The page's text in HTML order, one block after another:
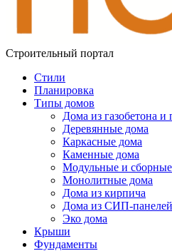
Строительный портал
Стили
Планировка
Типы домов
Дома из газобетона и
Деревянные дома
Каркасные дома
Каменные дома
Модульные и
Монолитные дома
Дома из кирпича
Дома из СИП-панелей
Эко дома
Крыши
Фундаменты